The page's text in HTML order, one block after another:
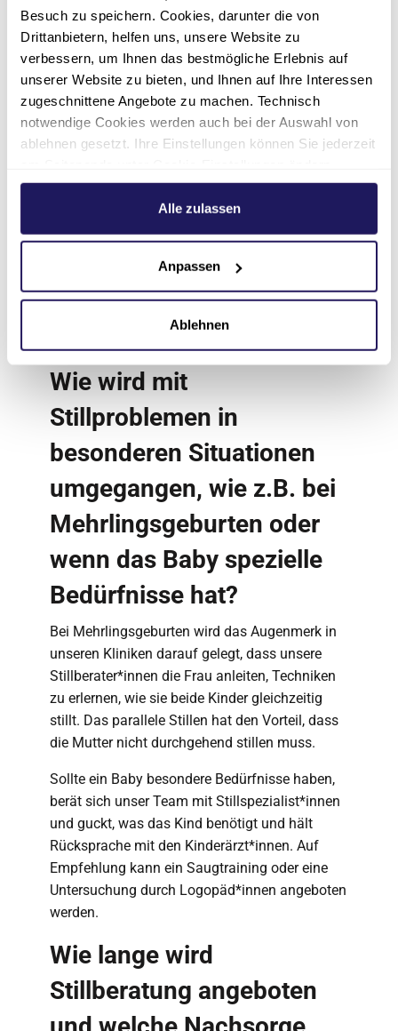
Besuch zu speichern. Cookies, darunter die von
Drittanbietern, helfen uns, unsere Website zu
verbessern, um Ihnen das bestmögliche Erlebnis auf
unserer Website zu bieten, und Ihnen auf Ihre Interessen
zugeschnittene Angebote zu machen. Technisch
notwendige Cookies werden auch bei der Auswahl von
ablehnen gesetzt. Ihre Einstellungen können Sie jederzeit
Weitere Informationen hierzu finden Sie in unserer
.Alle zulassen
Anpassen
Ablehnen
Auch bei Frühgeborenen wird das Bonding und
Stillen sichergestellt, sobald es aus
kinderärztlicher Sicht möglich ist,
gegebenenfalls mit Stillhilfe. Sollte das Stillen
vom Frühgeborenen zunächst nicht
durchführbar sein, erhält die Mutter eine
Säuglings durch Muttermilch zu gewährleisten.
und Stillberatung in Berlin und Wittenberg ist es
wichtig, Mütter mit Frühgeborenen und kranken
Neugeborenen auf dem Weg zum Stillen
Wie wird mit
Stillproblemen in
besonderen Situationen
umgegangen, wie z.B. bei
Mehrlingsgeburten oder
wenn das Baby spezielle
Bedürfnisse hat?
Bei Mehrlingsgeburten wird das Augenmerk in
unseren Kliniken darauf gelegt, dass unsere
Stillberater*innen die Frau anleiten, Techniken
zu erlernen, wie sie beide Kinder gleichzeitig
stillt. Das parallele Stillen hat den Vorteil, dass
die Mutter nicht durchgehend stillen muss.
Sollte ein Baby besondere Bedürfnisse haben,
berät sich unser Team mit Stillspezialist*innen
und guckt, was das Kind benötigt und hält
Rücksprache mit den Kinderärzt*innen. Auf
Empfehlung kann ein Saugtraining oder eine
Untersuchung durch Logopäd*innen angeboten
werden.
Wie lange wird
Stillberatung angeboten